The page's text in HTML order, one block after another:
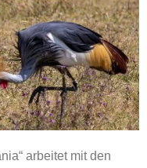
arbeitet mit den